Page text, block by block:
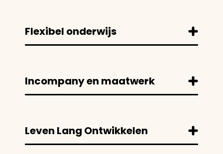
Flexibel onderwijs
Incompany en maatwerk
Leven Lang Ontwikkelen